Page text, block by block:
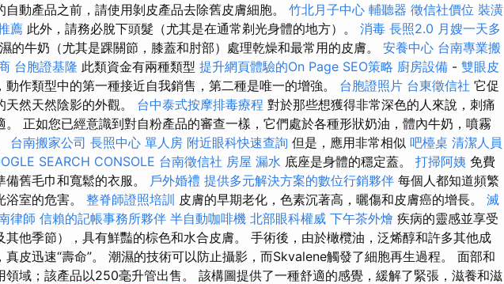
自動產品之前，請使用剝皮產品去除舊皮膚細胞。 竹北月子中心 輔聽器 徵信社價位 裝潢
薦 此外，請務必脫下頭髮（尤其是在通常剃光身體的地方）。 消毒 長照2.0 月嫂一天多
的牛奶（尤其是踝關節，膝蓋和肘部）處理乾燥和最常用的皮膚。 安養中心 台南專業搬
台胞證基隆 此類資金有兩種類型 提升網頁體驗的On Page SEO策略 廚房設備 - 雙眼皮
動作類型中的第一種接近自我銷售，第二種是唯一的增強。 台胞證照片 台東徵信社 它促
天然天然陰影的外觀。 台中泰式按摩排毒療程 對於那些想獲得非常深色的人來說，刺痛
。 正如您已經意識到對自粉產品的審查一樣，它們處於各種形狀奶油，體內牛奶，噴霧
台南搬家公司 長照中心 單人房 附近眼科快速查詢 但是，應用非常相似 吧檯桌 清潔人員
SEARCH CONSOLE 台南徵信社 房屋 漏水 底座是身體的穩定蓋。 打掃阿姨 免費
備舊毛巾和寬鬆的衣服。 戶外婚禮 提供多元解決方案的數位行銷夥伴 每個人都知道頻繁
浴室的危害。 整脊師證照培訓 皮膚的早期老化，色素沉著高，曬傷和皮膚癌的增長。 滅
律師 信賴的記帳事務所夥伴 半自動咖啡機 北部眼科權威 下午茶外燴 疾病的靈感並享受
其他季節），具有鮮豔的棕色和水合皮膚。 手術後，由於橄欖油，泛烯醇和許多其他成
真皮迅速“壽命”。 潮濕的技術可以防止攝影，而Skvalene觸發了細胞再生過程。 面部和
領域；該產品以250毫升管出售。 該構圖提供了一種舒適的感覺，緩解了緊張，滋養和滋